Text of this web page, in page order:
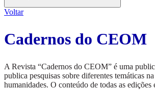
Voltar
Cadernos do CEOM
A Revista “Cadernos do CEOM” é uma
publica pesquisas sobre diferentes temáticas
humanidades. O conteúdo de todas as edições